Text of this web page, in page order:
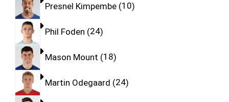
Presnel Kimpembe 10
Phil Foden 24
Mason Mount 18
Martin Odegaard 24